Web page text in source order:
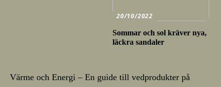
20/10/2022
Sommar och sol kräver nya,
läckra sandaler
Värme och Energi – En guide till vedprodukter på